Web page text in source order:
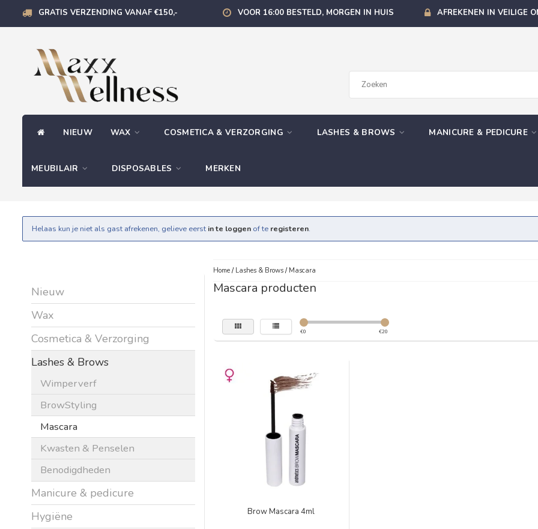
GRATIS VERZENDING VANAF €150,- VOOR 16:00 BESTELD, MORGEN IN HUIS AFREKENEN IN VEILIGE
NIEUW WAX COSMETICA & VERZORGING LASHES & BROWS MANICURE & PEDICURE
MEUBILAIR DISPOSABLES MERKEN
Helaas kun je niet als gast afrekenen, gelieve eerst in te loggen of te registeren.
Nieuw
Wax
Cosmetica & Verzorging
Lashes & Brows
Wimperverf
BrowStyling
Mascara
Kwasten & Penselen
Benodigdheden
Manicure & pedicure
Hygiëne
Home/ Lashes & Brows/ Mascara
Mascara producten
€0 €20
Brow Mascara 4ml